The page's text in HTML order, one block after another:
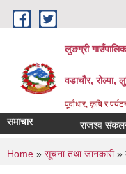
Skip to main content
लुङग्री
वडाचौर, रोल्पा,
पूर्वाधार, कृषि र
समाचार राजश्व संकलन
You are here
Home » सूचना तथा जानकारी»